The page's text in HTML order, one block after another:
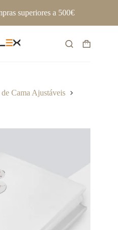
superiores a 500€
Carrinho
de Cama Ajustáveis